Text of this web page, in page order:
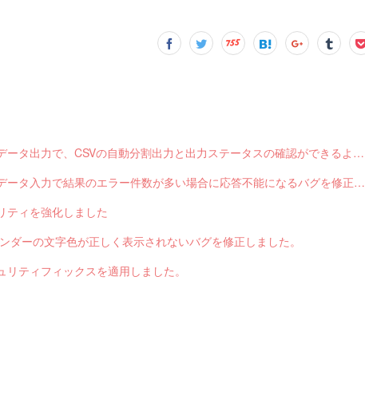
【サブスクペンギン】請求データ出力で、CSVの自動分割出力と出力ステータスの確認ができるようになりました。
【サブスクペンギン】請求データ入力で結果のエラー件数が多い場合に応答不能になるバグを修正しました。
ティを強化しました
ダーの文字色が正しく表示されないバグを修正しました。
リティフィックスを適用しました。